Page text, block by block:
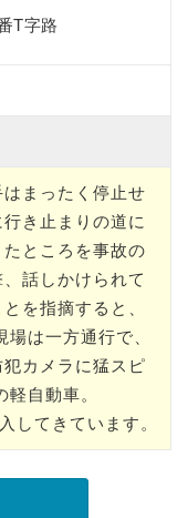
T字路
まったく停止せ
き止まりの道に
ところを事故の
話しかけられて
を指摘すると、
は一方通行で、
カメラに猛スピ
自動車。
してきています。